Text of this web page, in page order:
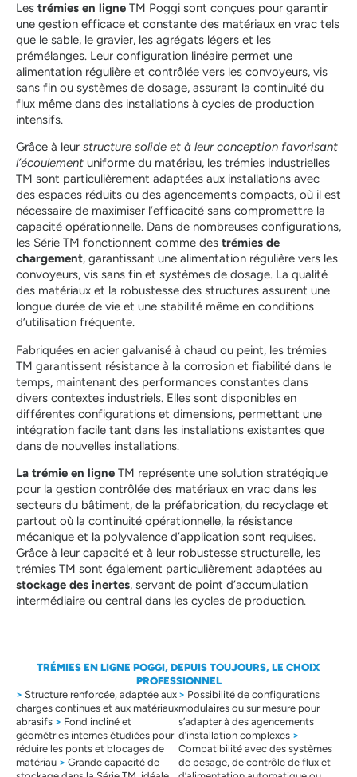
Les trémies en ligne TM Poggi sont conçues pour garantir
une gestion efficace et constante des matériaux en vrac tels
que le sable, le gravier, les agrégats légers et les
prémélanges. Leur configuration linéaire permet une
alimentation régulière et contrôlée vers les convoyeurs, vis
sans fin ou systèmes de dosage, assurant la continuité du
flux même dans des installations à cycles de production
intensifs.
Grâce à leur structure solide et à leur conception favorisant
l’écoulement uniforme du matériau, les trémies industrielles
TM sont particulièrement adaptées aux installations avec
des espaces réduits ou des agencements compacts, où il est
nécessaire de maximiser l’efficacité sans compromettre la
capacité opérationnelle. Dans de nombreuses configurations,
les Série TM fonctionnent comme des trémies de
chargement, garantissant une alimentation régulière vers les
convoyeurs, vis sans fin et systèmes de dosage. La qualité
des matériaux et la robustesse des structures assurent une
longue durée de vie et une stabilité même en conditions
d’utilisation fréquente.
Fabriquées en acier galvanisé à chaud ou peint, les trémies
TM garantissent résistance à la corrosion et fiabilité dans le
temps, maintenant des performances constantes dans
divers contextes industriels. Elles sont disponibles en
différentes configurations et dimensions, permettant une
intégration facile tant dans les installations existantes que
dans de nouvelles installations.
La trémie en ligne TM représente une solution stratégique
pour la gestion contrôlée des matériaux en vrac dans les
secteurs du bâtiment, de la préfabrication, du recyclage et
partout où la continuité opérationnelle, la résistance
mécanique et la polyvalence d’application sont requises.
Grâce à leur capacité et à leur robustesse structurelle, les
trémies TM sont également particulièrement adaptées au
stockage des inertes, servant de point d’accumulation
intermédiaire ou central dans les cycles de production.
TRÉMIES EN LIGNE POGGI, DEPUIS TOUJOURS, LE CHOIX
PROFESSIONNEL
> Structure renforcée, adaptée aux
charges continues et aux matériaux
abrasifs > Fond incliné et
géométries internes étudiées pour
réduire les ponts et blocages de
matériau > Grande capacité de
> Possibilité de configurations
modulaires ou sur mesure pour
s’adapter à des agencements
d’installation complexes >
Compatibilité avec des systèmes
de pesage, de contrôle de flux et